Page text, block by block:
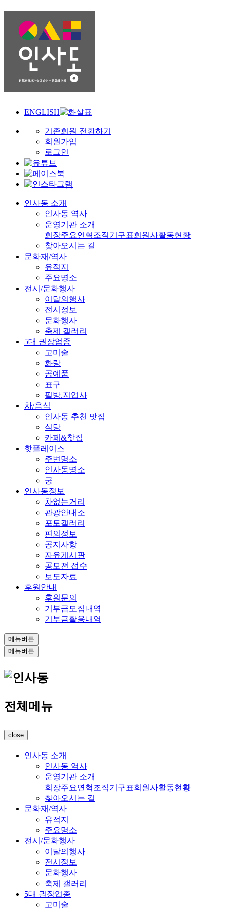
ENGLISH
기존회원 전환하기
회원가입
로그인
인사동 소개
인사동 역사
운영기관 소개
회장주요연혁조직기구표회원사활동현황
찾아오시는 길
문화재/역사
유적지
주요명소
전시/문화행사
이달의행사
전시정보
문화행사
축제 갤러리
5대 권장업종
고미술
화랑
공예품
표구
필방.지업사
차/음식
인사동 추천 맛집
식당
카페&찻집
핫플레이스
주변명소
인사동명소
궁
인사동정보
차없는거리
관광안내소
포토갤러리
편의정보
공지사항
자유게시판
공모전 접수
보도자료
후원안내
후원문의
기부금모집내역
기부금활용내역
메뉴버튼
메뉴버튼
전체메뉴
close
인사동 소개
인사동 역사
운영기관 소개
회장주요연혁조직기구표회원사활동현황
찾아오시는 길
문화재/역사
유적지
주요명소
전시/문화행사
이달의행사
전시정보
문화행사
축제 갤러리
5대 권장업종
고미술